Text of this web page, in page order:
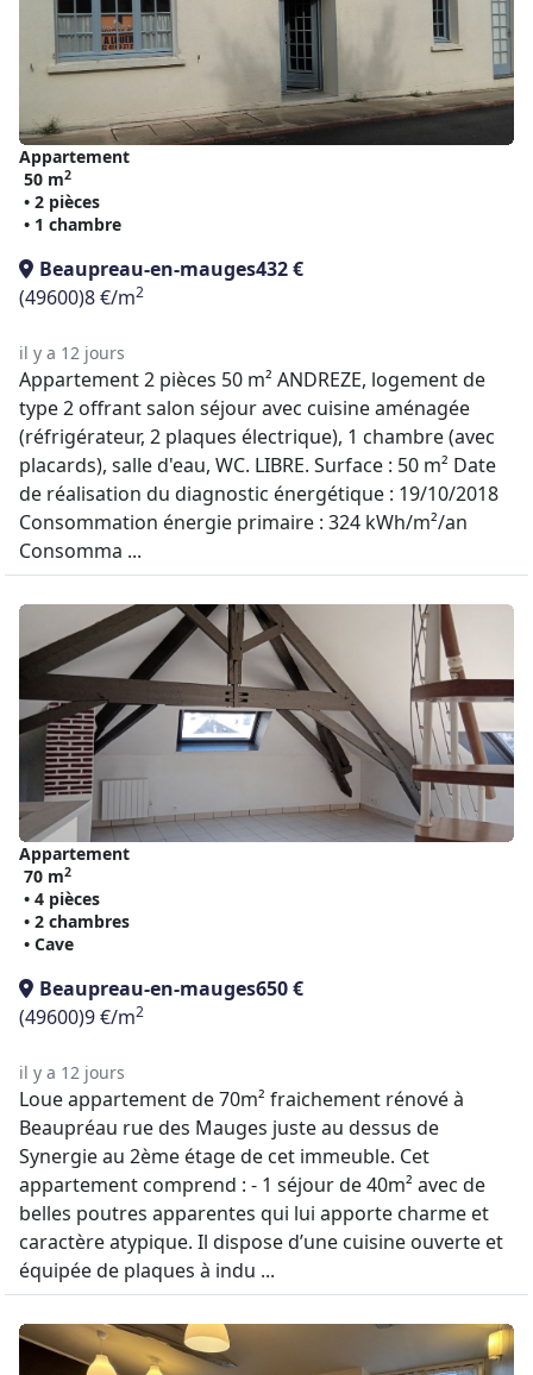
Appartement
50 m2
• 2 pièces
• 1 chambre
Beaupreau-en-mauges432 €
(49600)8 €/m2
il y a 12 jours
Appartement 2 pièces 50 m² ANDREZE, logement de
type 2 offrant salon séjour avec cuisine aménagée
(réfrigérateur, 2 plaques électrique), 1 chambre (avec
placards), salle d'eau, WC. LIBRE. Surface : 50 m² Date
de réalisation du diagnostic énergétique : 19/10/2018
Consommation énergie primaire : 324 kWh/m²/an
Consomma ...
Appartement
70 m2
• 4 pièces
• 2 chambres
• Cave
Beaupreau-en-mauges650 €
(49600)9 €/m2
il y a 12 jours
Loue appartement de 70m² fraichement rénové à
Beaupréau rue des Mauges juste au dessus de
Synergie au 2ème étage de cet immeuble. Cet
appartement comprend : - 1 séjour de 40m² avec de
belles poutres apparentes qui lui apporte charme et
caractère atypique. Il dispose d’une cuisine ouverte et
équipée de plaques à indu ...